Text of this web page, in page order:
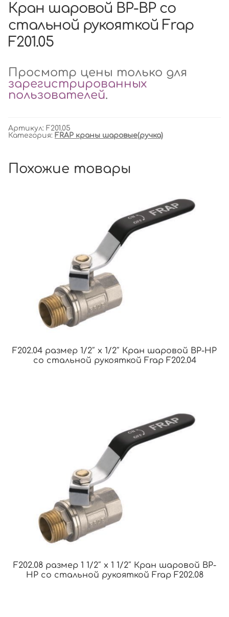
Кран шаровой ВР-ВР со
стальной рукояткой Frap
F201.05
Просмотр цены только для
зарегистрированных
пользователей.
Артикул: F201.05
Категория: FRAP краны шаровые(ручка)
Похожие товары
F202.04 размер 1/2″ x 1/2″ Кран шаровой ВР-НР
со стальной рукояткой Frap F202.04
F202.08 размер 1 1/2″ x 1 1/2″ Кран шаровой ВР-
НР со стальной рукояткой Frap F202.08